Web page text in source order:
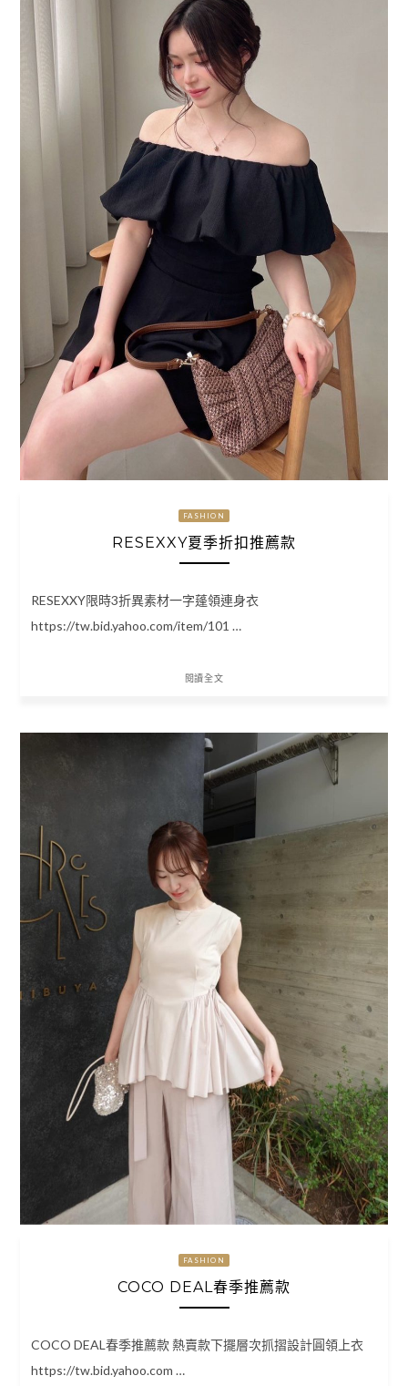
FASHION
RESEXXY夏季折扣推薦款
RESEXXY限時3折異素材一字蓬領連身衣
https://tw.bid.yahoo.com/item/101 …
閱讀全文
FASHION
COCO DEAL春季推薦款
COCO DEAL春季推薦款 熱賣款下擺層次抓摺設計圓領上衣
https://tw.bid.yahoo.com …